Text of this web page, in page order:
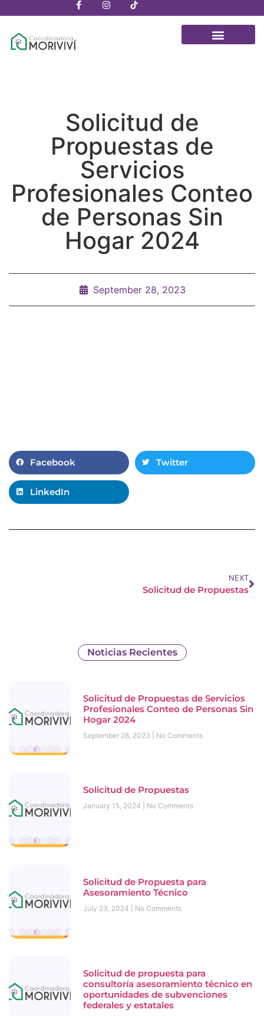
Solicitud de
Propuestas de
Servicios
Profesionales Conteo
de Personas Sin
Hogar 2024
September 28, 2023
Facebook Twitter
LinkedIn
NEXT
Solicitud de Propuestas
Noticias Recientes
Solicitud de Propuestas de Servicios
Profesionales Conteo de Personas Sin
Hogar 2024
September 28, 2023 No Comments
Solicitud de Propuestas
January 15, 2024 No Comments
Solicitud de Propuesta para
Asesoramiento Técnico
July 23, 2024 No Comments
Solicitud de propuesta para
consultoría asesoramiento técnico en
oportunidades de subvenciones
federales y estatales